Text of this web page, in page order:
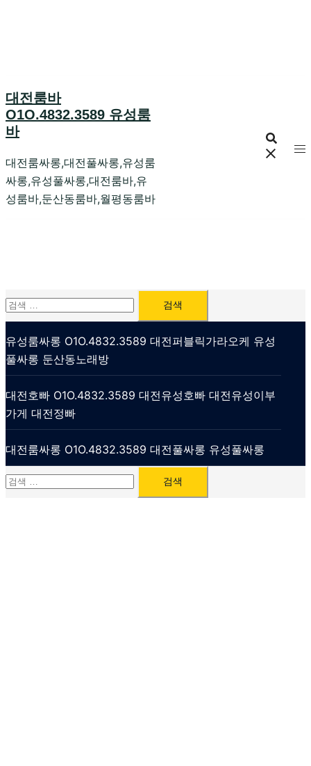
대전룸바
O1O.4832.3589 유성룸
바
대전룸싸롱,대전풀싸롱,유성룸
싸롱,유성풀싸롱,대전룸바,유
성룸바,둔산동룸바,월평동룸바
검
색:
유성룸싸롱 O1O.4832.3589 대전퍼블릭가라오케 유성
풀싸롱 둔산동노래방
대전호빠 O1O.4832.3589 대전유성호빠 대전유성이부
가게 대전정빠
대전룸싸롱 O1O.4832.3589 대전풀싸롱 유성풀싸롱
검
색: